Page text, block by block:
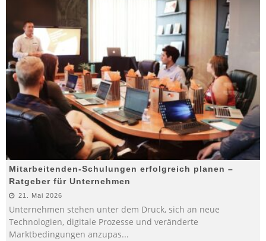
Mitarbeitenden-Schulungen erfolgreich planen –
Ratgeber für Unternehmen
21. Mai 2026
Unternehmen stehen unter dem Druck, sich an neue
Technologien, digitale Prozesse und veränderte
Marktbedingungen anzupas...